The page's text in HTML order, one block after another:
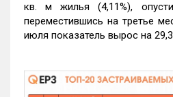
кв. м жилья (4,11%),
переместившись на третье
июля показатель вырос на